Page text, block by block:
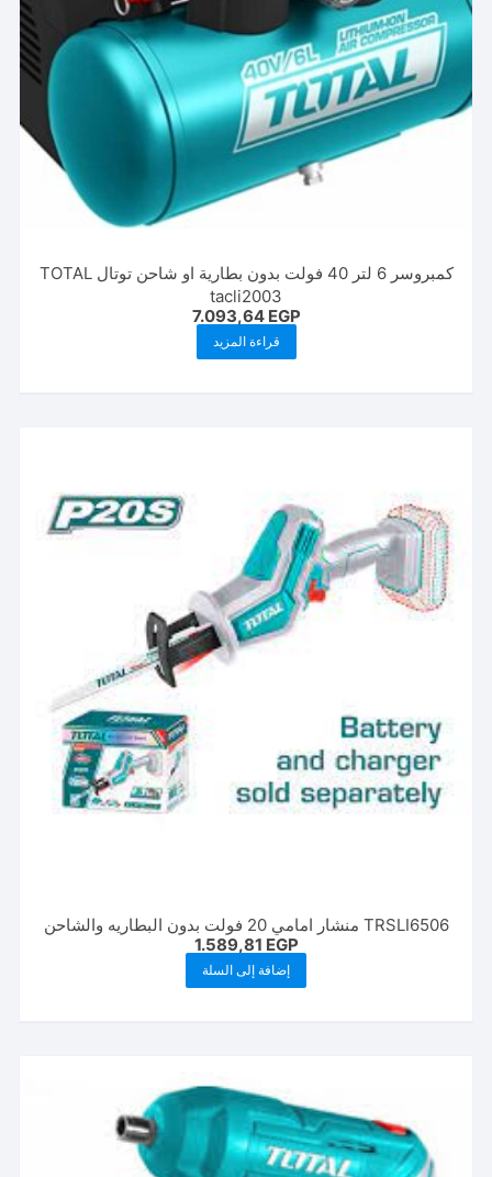
كمبروسر 6 لتر 40 فولت بدون بطارية او شاحن توتال TOTAL
tacli2003
7.093,64 EGP
قراءة المزيد
TRSLI6506 منشار امامي 20 فولت بدون البطاريه والشاحن
1.589,81 EGP
إضافة إلى السلة